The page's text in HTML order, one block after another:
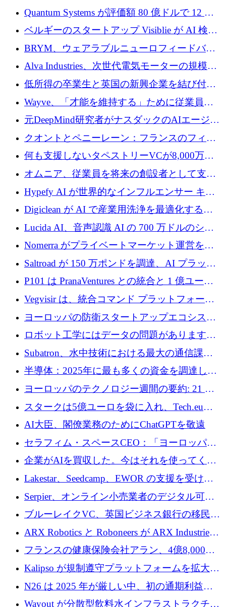
がプレシード資金総額 100 万ドルを突破
Quantum Systems が評価額 80 億ドルで 12 億
ドルを調達
ベルギーのスタートアップ Visiblie が AI 検索
の可視化のために 50 万ユーロを調達
BRYM、ウェアラブルニューロフィードバッ
クプラットフォームの開発に65万ユーロを確
Alva Industries、次世代電気モーターの規模拡
大に 1,600 万ユーロを調達
低所得の卒業生と英国の新興企業を結び付け
るためにCommon Pathを開始
Wayve、「才能を維持する」ために従業員に
8,500万ドルの株式公開買い付けを実施
元DeepMind研究者がナスダックのAIエージェ
ントを拡張するためにCreandumの資金調達で
記録を獲得
クオントとペニーレーン：フランスのフィン
テックの友人と敵
何も支援しないタペストリーVCが8,000万ド
ルの資金を調達、ロンドン事務所を開設
オムニア、従業員を将来の創設者として支援
するために Firedrop でファンドを立ち上げる
Hypefy AI が世界的なインフルエンサー キャ
ンペーンを自動化するためにシリーズ A で
720 万ドルを調達
Digiclean が AI で産業用洗浄を最適化するた
めに 250 万ユーロを調達
Lucida AI、音声認識 AI の 700 万ドルのシー
ドラウンドを終了
Nomerra がプライベートマーケット運営を自
動化するために 200 万ドルを調達
Saltroad が 150 万ポンドを調達、AI プラット
フォーム Ogma を買収して子ども向け言語療
P101 は PranaVentures との統合と 1 億ユーロ
のファンドによりシード投資に拡大
Vegvisir は、統合コマンド プラットフォーム
を通じて関連する無人システムを接続するた
めの資金を調達します
ヨーロッパの防衛スタートアップエコシステ
ムとなったハッカソン
ロボット工学にはデータの問題があります。
Macrodata Labs はそれを解決したいと考えて
Subatron、水中技術における最大の通信課題
の 1 つに取り組むために 16 万 2,000 ユーロを
半導体：2025年に最も多くの資金を調達した
10社
ヨーロッパのテクノロジー週間の要約: 21 億
ユーロの取引と Tech.eu Funding Explorer
スタークは5億ユーロを袋に入れ、Tech.eu
Funding Explorerの立ち上げ、そしてルクセン
ブルクの大きな野望
AI大臣、閣僚業務のためにChatGPTを敬遠
セラフィム・スペースCEO：「ヨーロッパは
追いつきつつある」
企業がAIを買収した。今はそれを使ってくれ
る人々が必要です
Lakestar、Seedcamp、EWOR の支援を受け、
SE3 が自律システム用の空間 AI プラットフォ
ームを発表
Serpier、オンライン小売業者のデジタル可視
性向上を支援するために 140 万ユーロを調達
ブルーレイクVC、英国ビジネス銀行の移民主
導スタートアップ支援で初のファンド獲得に
ARX Robotics と Roboneers が ARX Industries
を設立し、無人地上車両の生産を拡大
フランスの健康保険会社アラン、4億8,000万
ユーロの資金調達ラウンドで合意
Kalipso が規制遵守プラットフォームを拡大す
るために 320 万ドルを調達
N26 は 2025 年が厳しい中、初の通期利益を
達成
Wayout が分散型飲料水インフラストラクチャ